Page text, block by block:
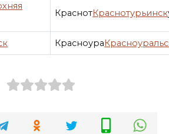
КраснотКраснотурьинск
Красноура